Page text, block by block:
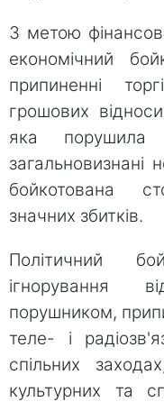
З метою
економічний
припиненні
грошових
яка порушила
загальновизнані
бойкотована
значних збитків.
Політичний
ігнорування
порушником,
теле- і
спільних
культурних та